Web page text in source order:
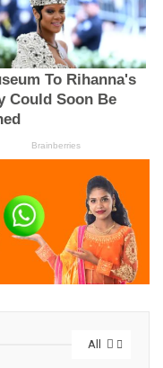
All